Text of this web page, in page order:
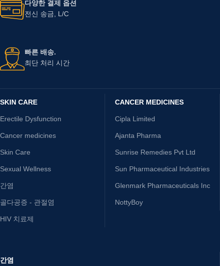
다양한 결제 옵션
전신 송금, L/C
빠른 배송.
최단 처리 시간
SKIN CARE
Erectile Dysfunction
Cancer medicines
Skin Care
Sexual Wellness
간염
골다공증 - 관절염
HIV 치료제
CANCER MEDICINES
Cipla Limited
Ajanta Pharma
Sunrise Remedies Pvt Ltd
Sun Pharmaceutical Industries
Glenmark Pharmaceuticals Inc
NottyBoy
간염